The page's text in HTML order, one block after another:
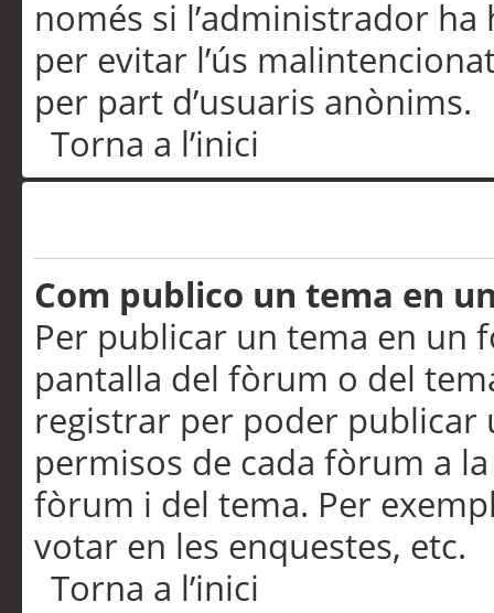
només si l’administrador
per evitar l’ús
per part d’usuaris anònims.
Torna a l’inici
Com publico un tema en
Per publicar un tema en un
pantalla del fòrum o del
registrar per poder publicar
permisos de cada fòrum a
fòrum i del tema. Per
votar en les enquestes, etc.
Torna a l’inici